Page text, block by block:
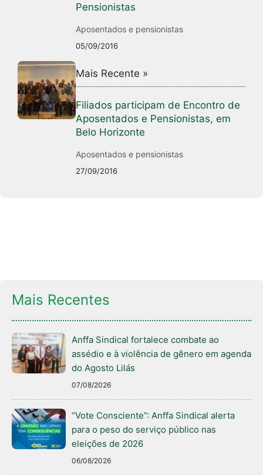
Pensionistas
Aposentados e pensionistas
05/09/2016
Mais Recente »
Filiados participam de Encontro de
Aposentados e Pensionistas, em
Belo Horizonte
Aposentados e pensionistas
27/09/2016
Mais Recentes
Anffa Sindical fortalece combate ao
assédio e à violência de gênero em agenda
do Agosto Lilás
07/08/2026
“Vote Consciente”: Anffa Sindical alerta
para o peso do serviço público nas
eleições de 2026
06/08/2026